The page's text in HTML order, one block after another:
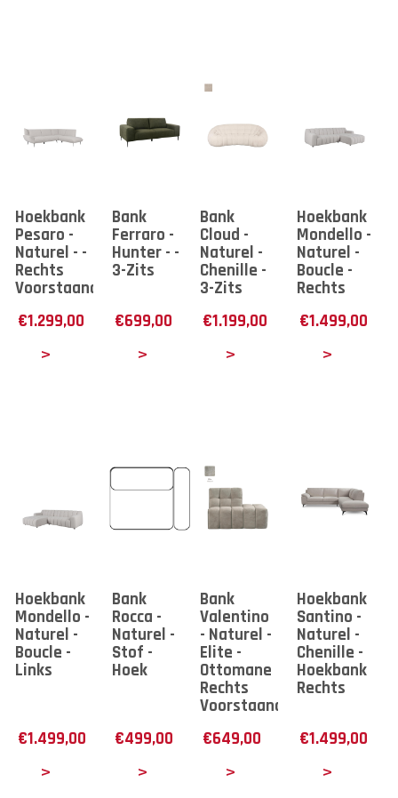
Hoekbank
Pesaro -
Naturel - -
Rechts
Voorstaand
€1.299,00
Bank
Ferraro -
Hunter - -
3-Zits
€699,00
Bank
Cloud -
Naturel -
Chenille -
3-Zits
€1.199,00
Hoekbank
Mondello -
Naturel -
Boucle -
Rechts
€1.499,00
Hoekbank
Mondello -
Naturel -
Boucle -
Links
€1.499,00
Bank
Rocca -
Naturel -
Stof -
Hoek
€499,00
Bank
Valentino
- Naturel -
Elite -
Ottomane
Rechts
Voorstaand
€649,00
Hoekbank
Santino -
Naturel -
Chenille -
Hoekbank
Rechts
€1.499,00